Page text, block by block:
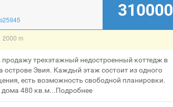
310000
2000 m
продажу трехэтажный недостроенный коттедж в
острове Эвия. Каждый этаж состоит из одного
есть возможность свободной планировки.
480 кв.м...Подробнее